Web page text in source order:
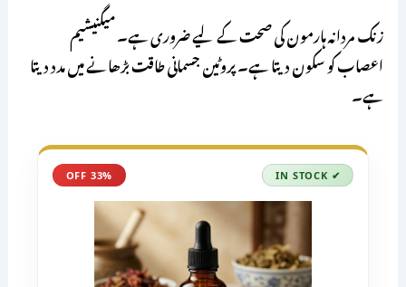
زنک مردانہ ہارمون کی صحت کے لیے ضروری ہے۔ میگنیشیم
اعصاب کو سکون دیتا ہے۔ پروٹین جسمانی طاقت بڑھانے میں مدد دیتا
ہے۔